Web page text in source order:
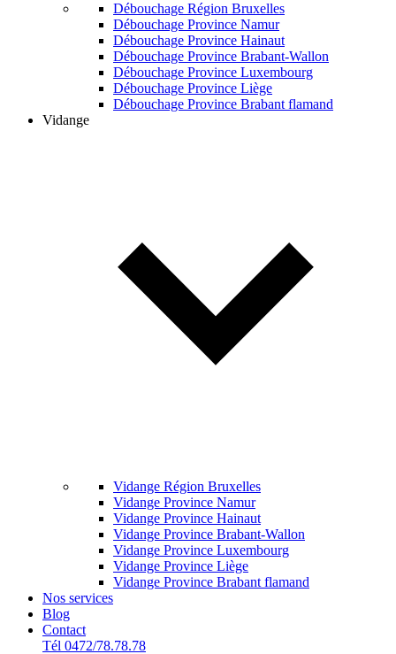
Débouchage Région Bruxelles
Débouchage Province Namur
Débouchage Province Hainaut
Débouchage Province Brabant-Wallon
Débouchage Province Luxembourg
Débouchage Province Liège
Débouchage Province Brabant flamand
Vidange
Vidange Région Bruxelles
Vidange Province Namur
Vidange Province Hainaut
Vidange Province Brabant-Wallon
Vidange Province Luxembourg
Vidange Province Liège
Vidange Province Brabant flamand
Nos services
Blog
Contact
Tél 0472/78.78.78